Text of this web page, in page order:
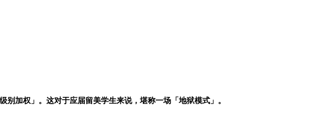
别加权」。这对于应届留美学生来说，堪称一场「地狱模式」。